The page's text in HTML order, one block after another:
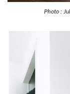
Photo :